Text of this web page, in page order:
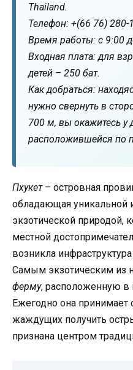
Thailand.
Телефон: +(66 76) 280-
Время работы: с 9:00
Входная плата: для
детей – 250 бат.
Как добраться:
нужно свернуть в
700 м, вы окажитесь у
расположившейся по
Пхукет– островная
обладающая уникальной
экзотической природой,
местной
возникла
Самым экзотическим из
ферму, расположенную в
Ежегодно она принимает
жаждущих получить
признана центром